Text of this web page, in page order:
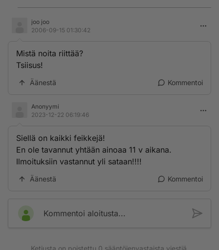
joo joo
2006-09-15 01:30:42
Mistä noita riittää?
Tsiisus!
Äänestä Kommentoi
Anonyymi
2023-12-22 06:19:46
Siellä on kaikki feikkejä!
En ole tavannut yhtään ainoaa 11 v aikana.
Ilmoituksiin vastannut yli sataan!!!!
Äänestä Kommentoi
Kommentoi aloitusta...
Ketjusta on poistettu 0 sääntöjenvastaista viestiä.